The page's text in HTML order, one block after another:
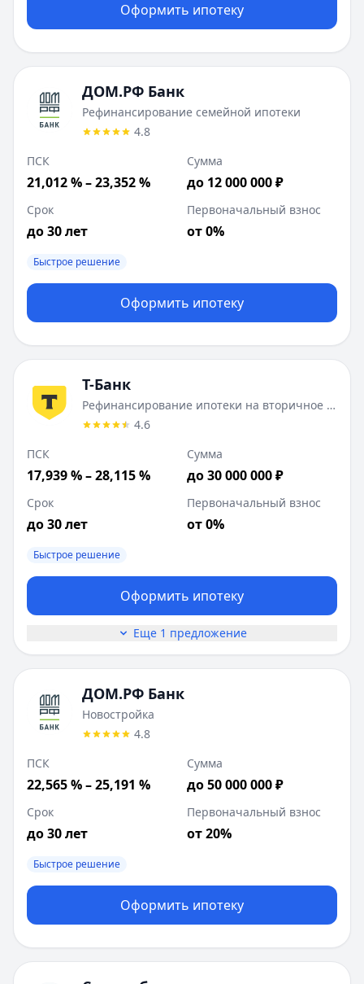
Оформить ипотеку
ДОМ.РФ Банк
Рефинансирование семейной ипотеки
4.8
ПСК
21,012 % – 23,352 %
Сумма
до 12 000 000 ₽
Срок
до 30 лет
Первоначальный взнос
от 0%
Быстрое решение
Оформить ипотеку
Т-Банк
Рефинансирование ипотеки на вторичное жилье
4.6
ПСК
17,939 % – 28,115 %
Сумма
до 30 000 000 ₽
Срок
до 30 лет
Первоначальный взнос
от 0%
Быстрое решение
Оформить ипотеку
Еще 1 предложение
ДОМ.РФ Банк
Новостройка
4.8
ПСК
22,565 % – 25,191 %
Сумма
до 50 000 000 ₽
Срок
до 30 лет
Первоначальный взнос
от 20%
Быстрое решение
Оформить ипотеку